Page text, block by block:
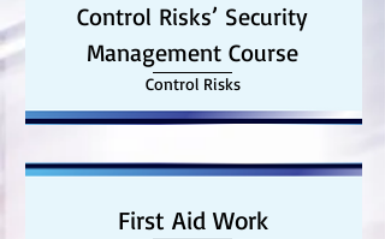
Control Risks’ Security
Management Course
Control Risks
First Aid Work